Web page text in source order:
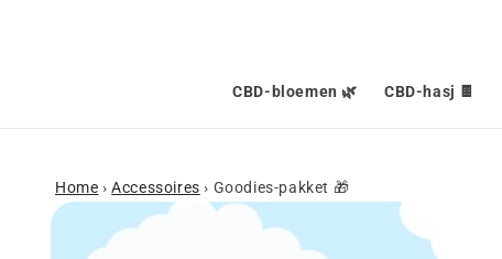
CBD-bloemen 🌿 CBD-hasj 🍫
Home › Accessoires › Goodies-pakket 🎁
Ga naar
productinformatie